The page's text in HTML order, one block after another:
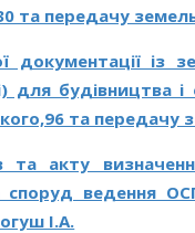
передачу
документації із
для будівництва
та передачу
та акту
ведення
І.А.